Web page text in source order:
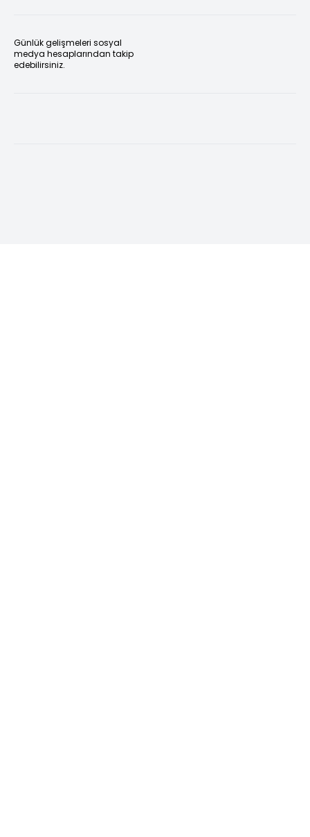
Günlük gelişmeleri sosyal
medya hesaplarından takip
edebilirsiniz.